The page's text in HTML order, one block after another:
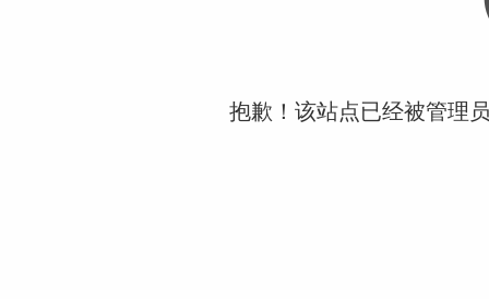
抱歉！该站点已经被管理